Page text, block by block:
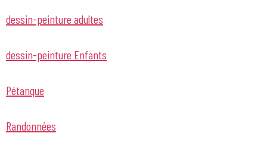
dessin-peinture adultes
dessin-peinture Enfants
Pétanque
Randonnées